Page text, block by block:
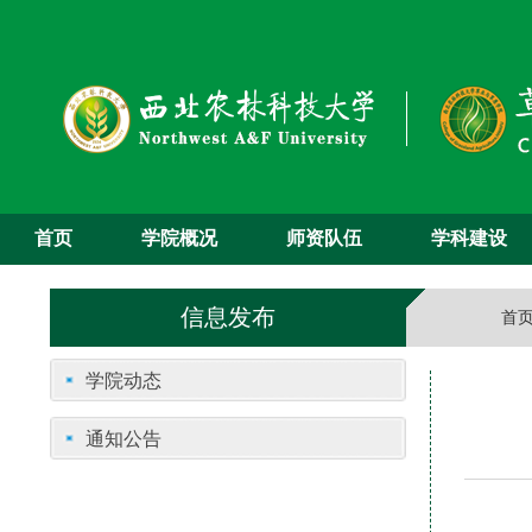
首页 学院概况 师资队伍 学科建设
信息发布 首页
学院动态
通知公告